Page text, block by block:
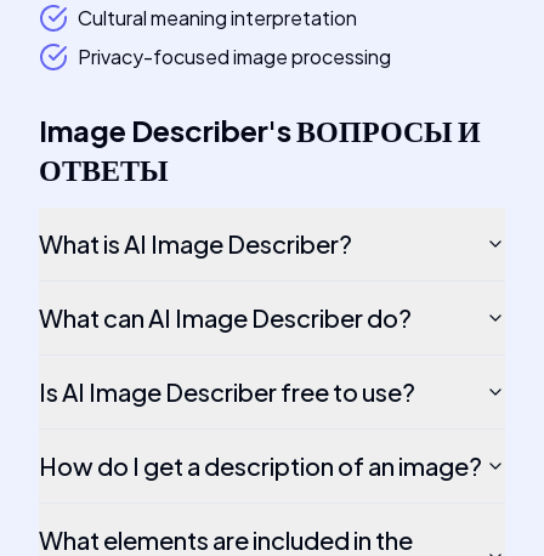
Cultural meaning interpretation
Privacy-focused image processing
Image Describer'sВОПРОСЫ И
ОТВЕТЫ
What is AI Image Describer?
What can AI Image Describer do?
Is AI Image Describer free to use?
How do I get a description of an image?
What elements are included in the